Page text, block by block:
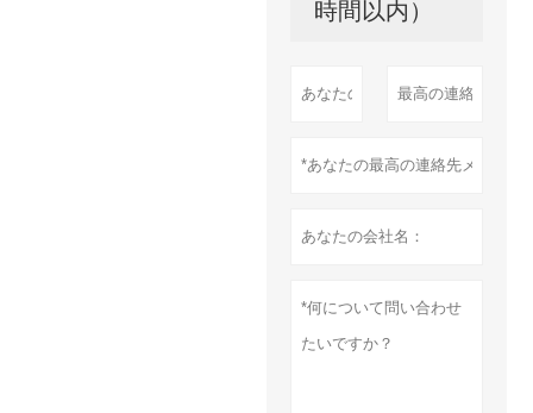
時間以内）